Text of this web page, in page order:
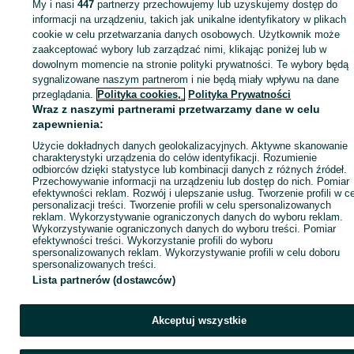
KATEGORIA
ID:1050373807 Wyświetlenia:
Zadzwoń / SMS
My i nasi447 partnerzy przechowujemy lub uzyskujemy dostęp do
informacji na urządzeniu, takich jak unikalne identyfikatory w plikach
cookie w celu przetwarzania danych osobowych. Użytkownik może
zaakceptować wybory lub zarządzać nimi, klikając poniżej lub w
dowolnym momencie na stronie polityki prywatności. Te wybory będą
sygnalizowane naszym partnerom i nie będą miały wpływu na dane
przeglądania. Polityka cookies, Polityka Prywatności
Wraz z naszymi partnerami przetwarzamy dane w celu
zapewnienia:
Użycie dokładnych danych geolokalizacyjnych. Aktywne skanowanie
charakterystyki urządzenia do celów identyfikacji. Rozumienie
odbiorców dzięki statystyce lub kombinacji danych z różnych źródeł.
Przechowywanie informacji na urządzeniu lub dostęp do nich. Pomiar
efektywności reklam. Rozwój i ulepszanie usług. Tworzenie profili w
personalizacji treści. Tworzenie profili w celu spersonalizowanych
reklam. Wykorzystywanie ograniczonych danych do wyboru reklam.
Wykorzystywanie ograniczonych danych do wyboru treści. Pomiar
efektywności treści. Wykorzystanie profili do wyboru
spersonalizowanych reklam. Wykorzystywanie profili w celu doboru
spersonalizowanych treści.
Lista partnerów (dostawców)
Akceptuj wszystkie